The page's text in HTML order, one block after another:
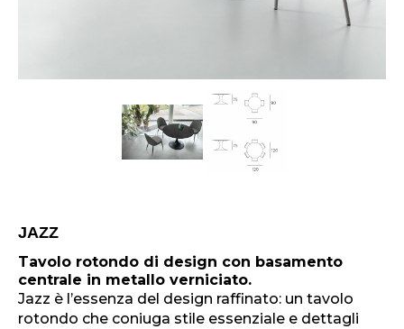
JAZZ
Tavolo rotondo di design con basamento
centrale in metallo verniciato.
Jazz è l’essenza del design raffinato: un tavolo
rotondo che coniuga stile essenziale e dettagli